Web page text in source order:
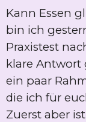
Kann Essen
bin ich
Praxistest
klare Antwort
ein paar
die ich für
Zuerst aber